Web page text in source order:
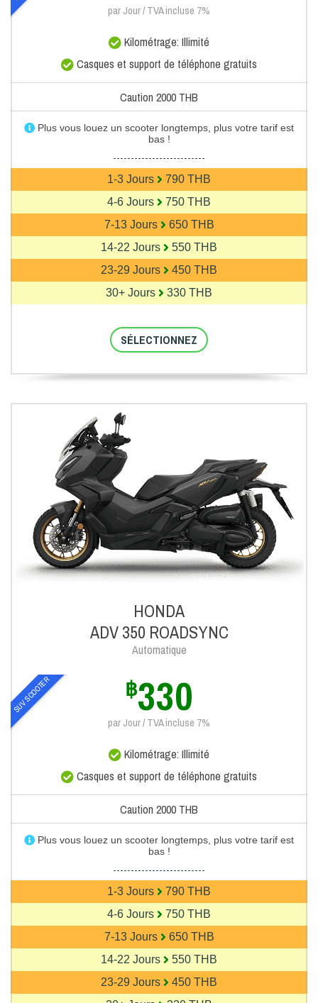
par Jour / TVA incluse 7%
Kilométrage: Illimité
Casques et support de téléphone gratuits
Caution 2000 THB
Plus vous louez un scooter longtemps, plus votre tarif est
bas !
--------------------------
1-3 Jours
790 THB
4-6 Jours
750 THB
7-13 Jours
650 THB
14-22 Jours
550 THB
23-29 Jours
450 THB
30+ Jours
330 THB
SÉLECTIONNEZ
HONDA
ADV 350 ROADSYNC
Automatique
SUV SCOOTER ฿330
par Jour / TVA incluse 7%
Kilométrage: Illimité
Casques et support de téléphone gratuits
Caution 2000 THB
Plus vous louez un scooter longtemps, plus votre tarif est
bas !
--------------------------
1-3 Jours
790 THB
4-6 Jours
750 THB
7-13 Jours
650 THB
14-22 Jours
550 THB
23-29 Jours
450 THB